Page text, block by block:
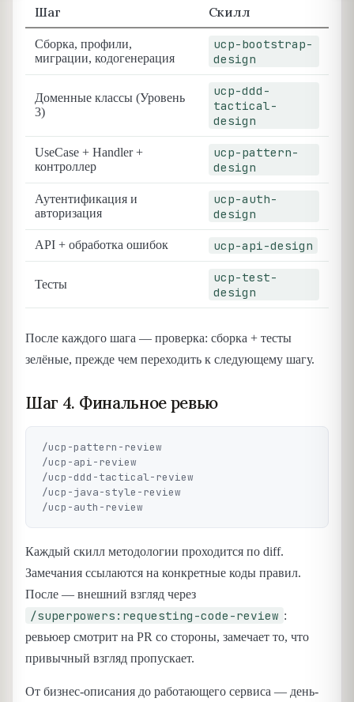
Шаг Скилл
Сборка, профили,
миграции, кодогенерация
ucp-bootstrap-
design
Доменные классы (Уровень
3)
ucp-ddd-
tactical-
design
UseCase + Handler +
контроллер
ucp-pattern-
design
Аутентификация и
авторизация
ucp-auth-
design
API + обработка ошибок ucp-api-design
Тесты
ucp-test-
design
После каждого шага — проверка: сборка + тесты
зелёные, прежде чем переходить к следующему шагу.
Шаг 4. Финальное ревью
/ucp-pattern-review
/ucp-api-review
/ucp-ddd-tactical-review
/ucp-java-style-review
Каждый скилл методологии проходится по diff.
Замечания ссылаются на конкретные коды правил.
После — внешний взгляд через
/superpowers:requesting-code-review :
ревьюер смотрит на PR со стороны, замечает то, что
привычный взгляд пропускает.
От бизнес-описания до работающего сервиса — день-